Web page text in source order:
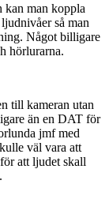
kan man koppla
så man
Något billigare
hörlurarna.
till kameran utan
än en DAT för
jmf med
väl vara att
att ljudet skall